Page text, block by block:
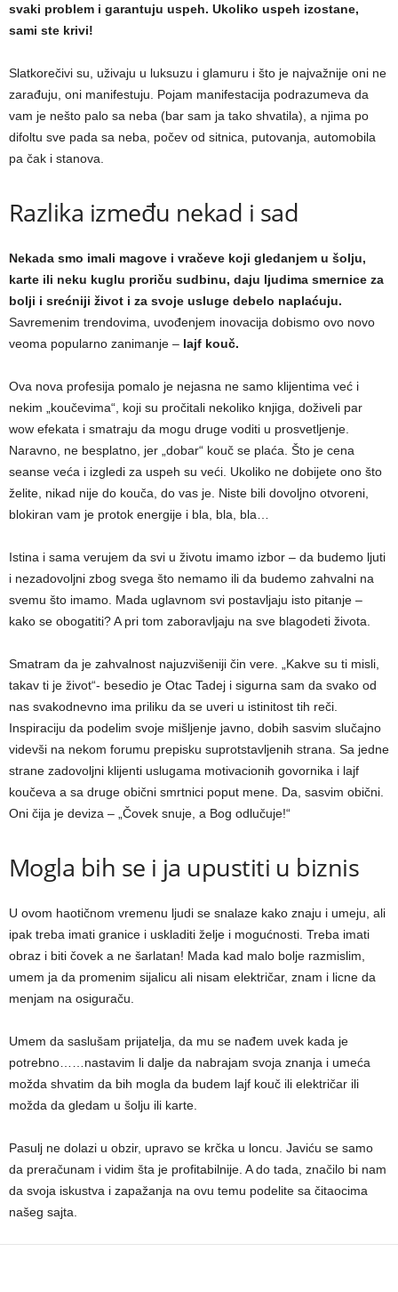
svaki problem i garantuju uspeh. Ukoliko uspeh izostane,
sami ste krivi!
Slatkorečivi su, uživaju u luksuzu i glamuru i što je najvažnije oni ne
zarađuju, oni manifestuju. Pojam manifestacija podrazumeva da
vam je nešto palo sa neba (bar sam ja tako shvatila), a njima po
difoltu sve pada sa neba, počev od sitnica, putovanja, automobila
pa čak i stanova.
Razlika između nekad i sad
Nekada smo imali magove i vračeve koji gledanjem u šolju,
karte ili neku kuglu proriču sudbinu, daju ljudima smernice za
bolji i srećniji život i za svoje usluge debelo naplaćuju.
Savremenim trendovima, uvođenjem inovacija dobismo ovo novo
veoma popularno zanimanje – lajf kouč.
Ova nova profesija pomalo je nejasna ne samo klijentima već i
nekim „koučevima“, koji su pročitali nekoliko knjiga, doživeli par
wow efekata i smatraju da mogu druge voditi u prosvetljenje.
Naravno, ne besplatno, jer „dobar“ kouč se plaća. Što je cena
seanse veća i izgledi za uspeh su veći. Ukoliko ne dobijete ono što
želite, nikad nije do kouča, do vas je. Niste bili dovoljno otvoreni,
blokiran vam je protok energije i bla, bla, bla…
Istina i sama verujem da svi u životu imamo izbor – da budemo ljuti
i nezadovoljni zbog svega što nemamo ili da budemo zahvalni na
svemu što imamo. Mada uglavnom svi postavljaju isto pitanje –
kako se obogatiti? A pri tom zaboravljaju na sve blagodeti života.
Smatram da je zahvalnost najuzvišeniji čin vere. „Kakve su ti misli,
takav ti je život“- besedio je Otac Tadej i sigurna sam da svako od
nas svakodnevno ima priliku da se uveri u istinitost tih reči.
Inspiraciju da podelim svoje mišljenje javno, dobih sasvim slučajno
videvši na nekom forumu prepisku suprotstavljenih strana. Sa jedne
strane zadovoljni klijenti uslugama motivacionih govornika i lajf
koučeva a sa druge obični smrtnici poput mene. Da, sasvim obični.
Oni čija je deviza – „Čovek snuje, a Bog odlučuje!“
Mogla bih se i ja upustiti u biznis
U ovom haotičnom vremenu ljudi se snalaze kako znaju i umeju, ali
ipak treba imati granice i uskladiti želje i mogućnosti. Treba imati
obraz i biti čovek a ne šarlatan! Mada kad malo bolje razmislim,
umem ja da promenim sijalicu ali nisam električar, znam i licne da
menjam na osiguraču.
Umem da saslušam prijatelja, da mu se nađem uvek kada je
potrebno……nastavim li dalje da nabrajam svoja znanja i umeća
možda shvatim da bih mogla da budem lajf kouč ili električar ili
možda da gledam u šolju ili karte.
Pasulj ne dolazi u obzir, upravo se krčka u loncu. Javiću se samo
da preračunam i vidim šta je profitabilnije. A do tada, značilo bi nam
da svoja iskustva i zapažanja na ovu temu podelite sa čitaocima
našeg sajta.